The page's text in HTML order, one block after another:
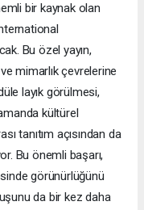
bir kaynak olan
Bu özel yayın,
mimarlık çevrelerine
layık görülmesi,
kültürel
tanıtım açısından da
Bu önemli başarı,
görünürlüğünü
da bir kez daha